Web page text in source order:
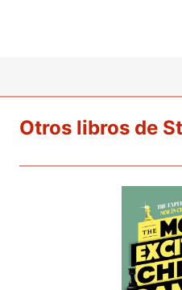
Otros libros de